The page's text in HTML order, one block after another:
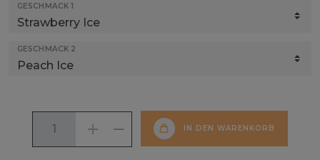
GESCHMACK 1
GESCHMACK 2
IN DEN WARENKORB